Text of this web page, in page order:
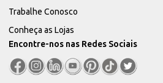
Trabalhe Conosco
Conheça as Lojas
Encontre-nos nas Redes Sociais